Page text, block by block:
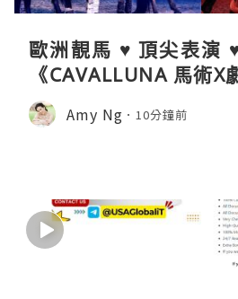
歐洲靚馬 ♥ 頂尖表演
《CAVALLUNA 馬術X
Amy Ng 10分鐘前